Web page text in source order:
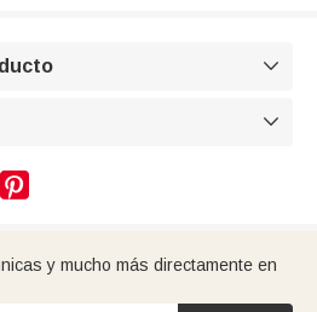



y mucho más directamente en